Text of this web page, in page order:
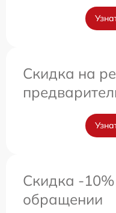
Скидка на
Скидка -
обращении